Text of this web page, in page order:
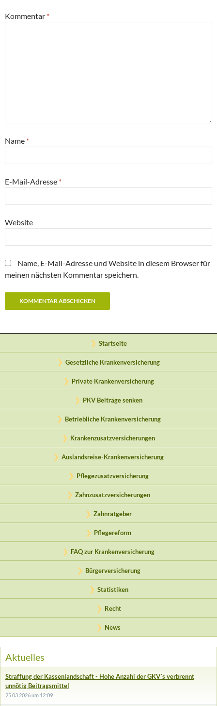
Kommentar *
Name *
E-Mail-Adresse *
Website
Name, E-Mail-Adresse und Website in diesem Browser für
meinen nächsten Kommentar speichern.
Startseite
Gesetzliche Krankenversicherung
Private Krankenversicherung
PKV Beiträge senken
Betriebliche Krankenversicherung
Krankenzusatzversicherungen
Auslandsreise-Krankenversicherung
Pflegezusatzversicherung
Zahnzusatzversicherungen
Zahnratgeber
Pflegereform
FAQ zur Krankenversicherung
Bürgerversicherung
Statistiken
Recht
News
Aktuelles
Straffung der Kassenlandschaft - Hohe Anzahl der GKV´s verbrennt
unnötig Beitragsmittel
25.03.2026 um 12:09